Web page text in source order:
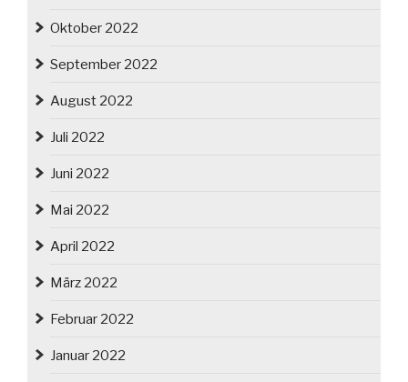
Oktober 2022
September 2022
August 2022
Juli 2022
Juni 2022
Mai 2022
April 2022
März 2022
Februar 2022
Januar 2022